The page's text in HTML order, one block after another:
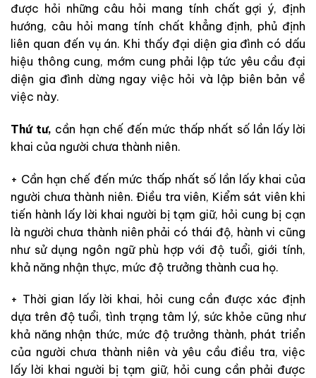
được hỏi những câu hỏi mang tính chất gợi ý, định
hướng, câu hỏi mang tính chất khẳng định, phủ định
liên quan đến vụ án. Khi thấy đại diện gia đình có dấu
hiệu thông cung, mớm cung phải lập tức yêu cầu đại
diện gia đình dừng ngay việc hỏi và lập biên bản về
việc này.
Thứ tư, cần hạn chế đến mức thấp nhất số lần lấy lời
khai của người chưa thành niên.
+ Cần hạn chế đến mức thấp nhất số lần lấy khai của
người chưa thành niên. Điều tra viên, Kiểm sát viên khi
tiến hành lấy lời khai người bị tạm giữ, hỏi cung bị cạn
là người chưa thành niên phải có thái độ, hành vi cũng
như sử dụng ngôn ngữ phù hợp với độ tuổi, giới tính,
khả năng nhận thực, mức độ trưởng thành cua họ.
+ Thời gian lấy lời khai, hỏi cung cần được xác định
dựa trên độ tuổi, tình trạng tâm lý, sức khỏe cũng như
khả năng nhận thức, mức độ trưởng thành, phát triển
của người chưa thành niên và yêu cầu điều tra, việc
lấy lời khai người bị tạm giữ, hỏi cung cần phải được